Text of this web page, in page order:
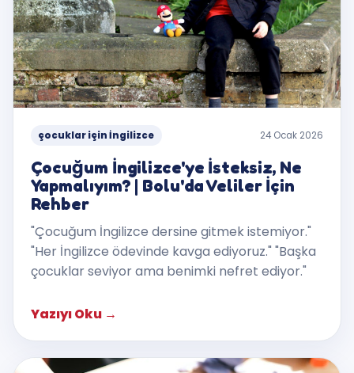
çocuklar için İngilizce 24 Ocak 2026
Çocuğum İngilizce'ye İsteksiz, Ne
Yapmalıyım? | Bolu'da Veliler İçin
Rehber
"Çocuğum İngilizce dersine gitmek istemiyor."
"Her İngilizce ödevinde kavga ediyoruz." "Başka
çocuklar seviyor ama benimki nefret ediyor."
Yazıyı Oku →